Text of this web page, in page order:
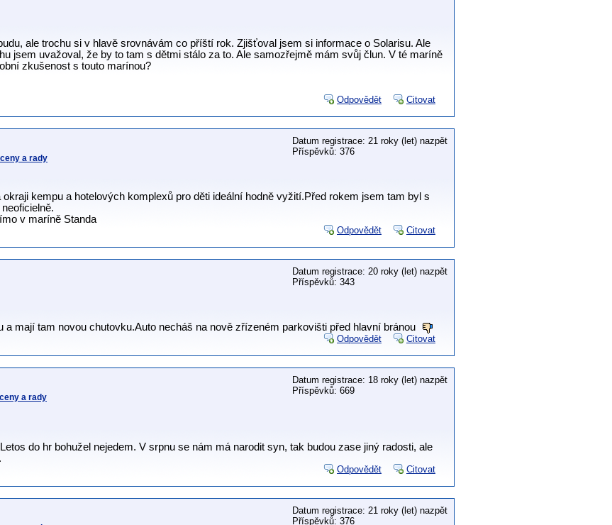
ale trochu si v hlavě srovnávám co příští rok. Zjišťoval jsem si informace o Solarisu. Ale
jsem uvažoval, že by to tam s dětmi stálo za to. Ale samozřejmě mám svůj člun. V té maríně
zkušenost s touto marínou?
Odpovědět Citovat
a rady
Datum registrace: 21 roky (let) nazpět
Příspěvků: 376
kempu a hotelových komplexů pro děti ideální hodně vyžití.Před rokem jsem tam byl s
v maríně Standa
Odpovědět Citovat
Datum registrace: 20 roky (let) nazpět
Příspěvků: 343
a mají tam novou chutovku.Auto necháš na nově zřízeném parkovišti před hlavní bránou
Odpovědět Citovat
a rady
Datum registrace: 18 roky (let) nazpět
Příspěvků: 669
do hr bohužel nejedem. V srpnu se nám má narodit syn, tak budou zase jiný radosti, ale
Odpovědět Citovat
Datum registrace: 21 roky (let) nazpět
Příspěvků: 376